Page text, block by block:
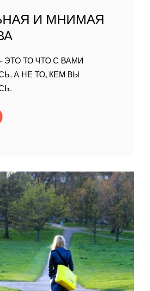
И МНИМАЯ
ЭТО ТО ЧТО С ВАМИ
А НЕ ТО, КЕМ ВЫ